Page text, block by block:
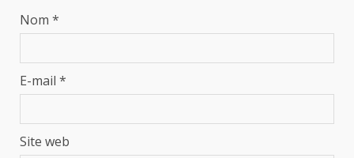
Nom *
E-mail *
Site web